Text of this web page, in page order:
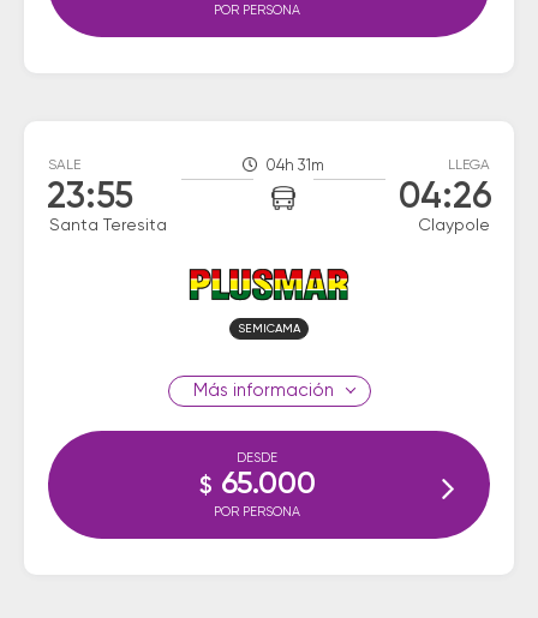
POR PERSONA
SALE
23:55
Santa Teresita
04h 31m LLEGA
04:26
Claypole
SEMICAMA
información
DESDE
$ 65.000
POR PERSONA